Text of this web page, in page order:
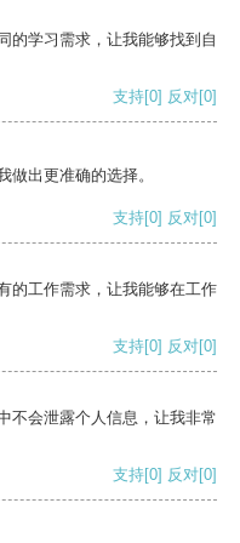
的学习需求，让我能够找到自
支持[0] 反对[0]
做出更准确的选择。
支持[0] 反对[0]
的工作需求，让我能够在工作
支持[0] 反对[0]
不会泄露个人信息，让我非常
支持[0] 反对[0]